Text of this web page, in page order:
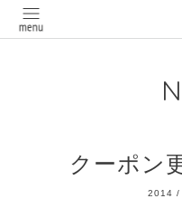
クーポン
2014 /